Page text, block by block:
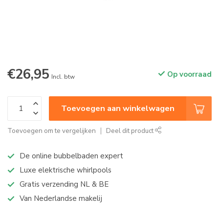
€26,95 Incl. btw Op voorraad
Toevoegen aan winkelwagen
Toevoegen om te vergelijken Deel dit product
De online bubbelbaden expert
Luxe elektrische whirlpools
Gratis verzending NL & BE
Van Nederlandse makelij